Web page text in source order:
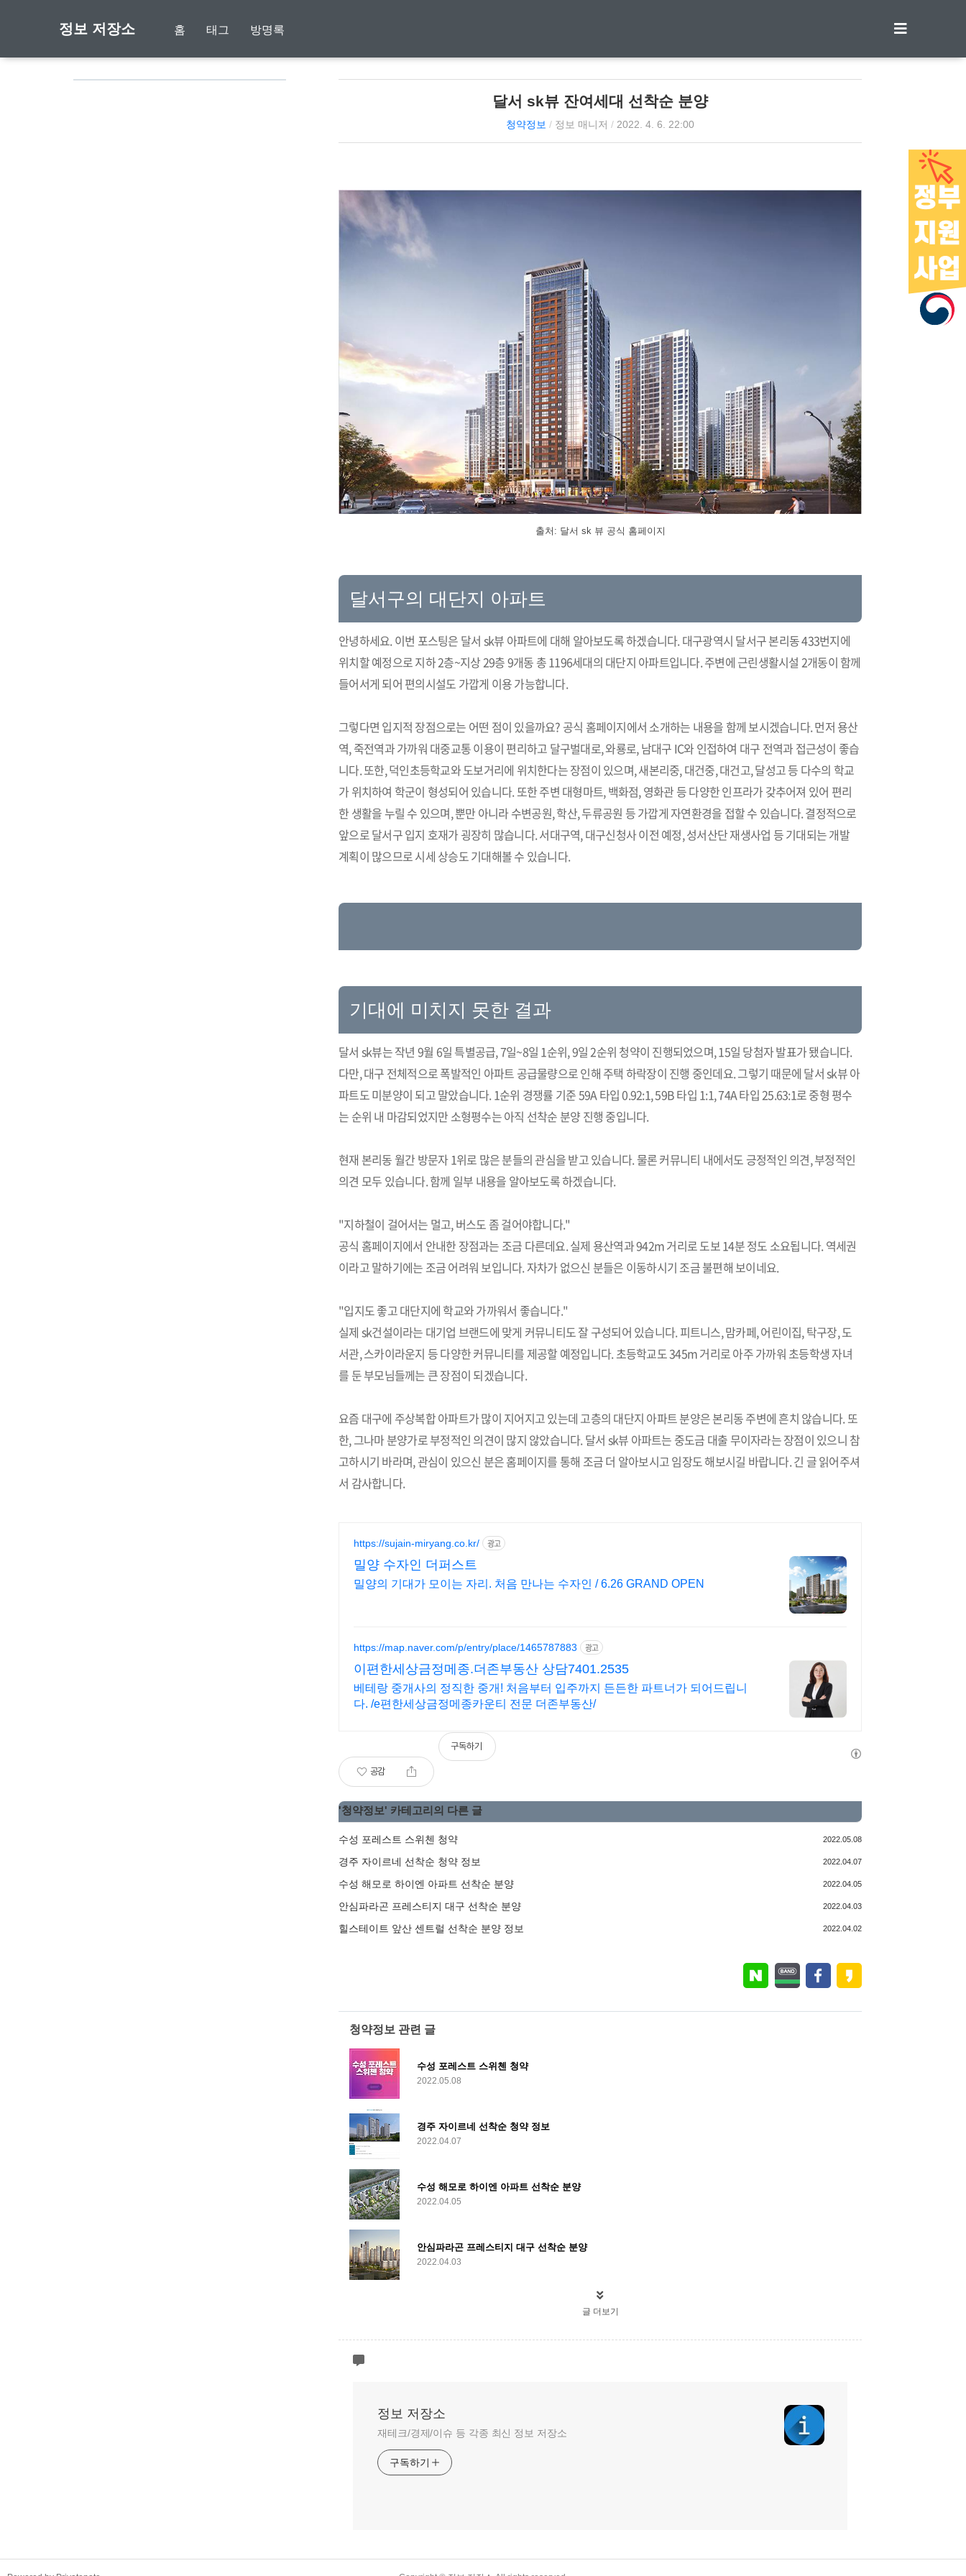
정보 저장소 홈 태그 방명록
달서 sk뷰 잔여세대 선착순 분양
청약정보 / 정보 매니저 / 2022. 4. 6. 22:00
출처: 달서 sk 뷰 공식 홈페이지
달서구의 대단지 아파트
안녕하세요. 이번 포스팅은 달서 sk뷰 아파트에 대해 알아보도록 하겠습니다. 대구광역시 달서구 본리동 433번지에
위치할 예정으로 지하 2층~지상 29층 9개동 총 1196세대의 대단지 아파트입니다. 주변에 근린생활시설 2개동이 함께
들어서게 되어 편의시설도 가깝게 이용 가능합니다.
그렇다면 입지적 장점으로는 어떤 점이 있을까요? 공식 홈페이지에서 소개하는 내용을 함께 보시겠습니다. 먼저 용산
역, 죽전역과 가까워 대중교통 이용이 편리하고 달구벌대로, 와룡로, 남대구 IC와 인접하여 대구 전역과 접근성이 좋습
니다. 또한, 덕인초등학교와 도보거리에 위치한다는 장점이 있으며, 새본리중, 대건중, 대건고, 달성고 등 다수의 학교
가 위치하여 학군이 형성되어 있습니다. 또한 주변 대형마트, 백화점, 영화관 등 다양한 인프라가 갖추어져 있어 편리
한 생활을 누릴 수 있으며, 뿐만 아니라 수변공원, 학산, 두류공원 등 가깝게 자연환경을 접할 수 있습니다. 결정적으로
앞으로 달서구 입지 호재가 굉장히 많습니다. 서대구역, 대구신청사 이전 예정, 성서산단 재생사업 등 기대되는 개발
계획이 많으므로 시세 상승도 기대해볼 수 있습니다.
기대에 미치지 못한 결과
달서 sk뷰는 작년 9월 6일 특별공급, 7일~8일 1순위, 9일 2순위 청약이 진행되었으며, 15일 당첨자 발표가 됐습니다.
다만, 대구 전체적으로 폭발적인 아파트 공급물량으로 인해 주택 하락장이 진행 중인데요. 그렇기 때문에 달서 sk뷰 아
파트도 미분양이 되고 말았습니다. 1순위 경쟁률 기준 59A 타입 0.92:1, 59B 타입 1:1, 74A 타입 25.63:1로 중형 평수
는 순위 내 마감되었지만 소형평수는 아직 선착순 분양 진행 중입니다.
현재 본리동 월간 방문자 1위로 많은 분들의 관심을 받고 있습니다. 물론 커뮤니티 내에서도 긍정적인 의견, 부정적인
의견 모두 있습니다. 함께 일부 내용을 알아보도록 하겠습니다.
"지하철이 걸어서는 멀고, 버스도 좀 걸어야합니다."
공식 홈페이지에서 안내한 장점과는 조금 다른데요. 실제 용산역과 942m 거리로 도보 14분 정도 소요됩니다. 역세권
이라고 말하기에는 조금 어려워 보입니다. 자차가 없으신 분들은 이동하시기 조금 불편해 보이네요.
"입지도 좋고 대단지에 학교와 가까워서 좋습니다."
실제 sk건설이라는 대기업 브랜드에 맞게 커뮤니티도 잘 구성되어 있습니다. 피트니스, 맘카페, 어린이집, 탁구장, 도
서관, 스카이라운지 등 다양한 커뮤니티를 제공할 예정입니다. 초등학교도 345m 거리로 아주 가까워 초등학생 자녀
를 둔 부모님들께는 큰 장점이 되겠습니다.
요즘 대구에 주상복합 아파트가 많이 지어지고 있는데 고층의 대단지 아파트 분양은 본리동 주변에 흔치 않습니다. 또
한, 그나마 분양가로 부정적인 의견이 많지 않았습니다. 달서 sk뷰 아파트는 중도금 대출 무이자라는 장점이 있으니 참
고하시기 바라며, 관심이 있으신 분은 홈페이지를 통해 조금 더 알아보시고 임장도 해보시길 바랍니다. 긴 글 읽어주셔
서 감사합니다.
https://sujain-miryang.co.kr/ 광고
밀양 수자인 더퍼스트
밀양의 기대가 모이는 자리. 처음 만나는 수자인 / 6.26 GRAND OPEN
https://map.naver.com/p/entry/place/1465787883 광고
이편한세상금정메종.더존부동산 상담7401.2535
베테랑 중개사의 정직한 중개! 처음부터 입주까지 든든한 파트너가 되어드립니
다. /e편한세상금정메종카운티 전문 더존부동산/
공감
구독하기
'청약정보' 카테고리의 다른 글
수성 포레스트 스위첸 청약 2022.05.08
경주 자이르네 선착순 청약 정보 2022.04.07
수성 해모로 하이엔 아파트 선착순 분양 2022.04.05
안심파라곤 프레스티지 대구 선착순 분양 2022.04.03
힐스테이트 앞산 센트럴 선착순 분양 정보 2022.04.02
청약정보 관련 글
수성 포레스트 스위첸 청약
2022.05.08
경주 자이르네 선착순 청약 정보
2022.04.07
수성 해모로 하이엔 아파트 선착순 분양
2022.04.05
안심파라곤 프레스티지 대구 선착순 분양
2022.04.03
글 더보기
정보 저장소
재테크/경제/이슈 등 각종 최신 정보 저장소
구독하기